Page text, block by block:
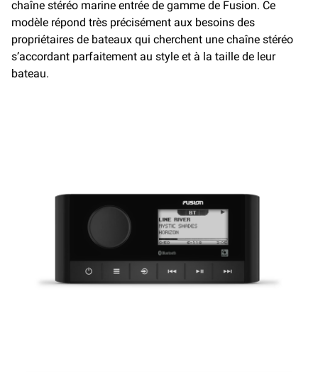
chaîne stéréo marine entrée de gamme de Fusion. Ce
modèle répond très précisément aux besoins des
propriétaires de bateaux qui cherchent une chaîne stéréo
s’accordant parfaitement au style et à la taille de leur
bateau.